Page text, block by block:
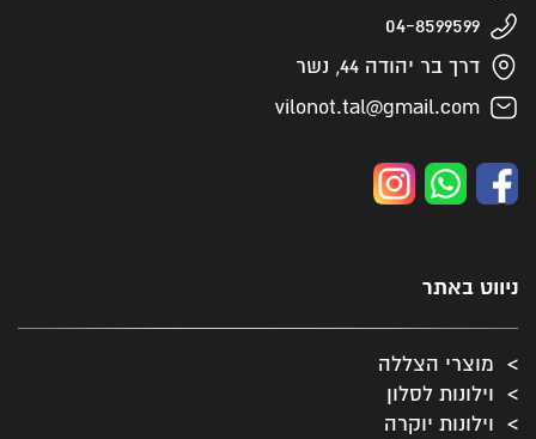
ניווט באתר
מוצרי הצללה
וילונות לסלון
וילונות יוקרה
04-8599599
דרך בר יהודה 44, נשר
vilonot.tal@gmail.com